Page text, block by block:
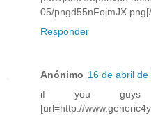
05/
Responder
Anónimo 16 de abril
if you guys
[url=http://